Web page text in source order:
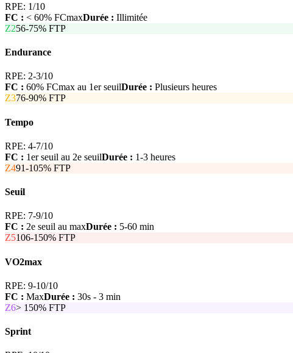
RPE: 1/10
FC : < 60% FCmaxDurée : Illimitée
Z256-75% FTP
Endurance
RPE: 2-3/10
FC : 60% FCmax au 1er seuilDurée : Plusieurs heures
Z376-90% FTP
Tempo
RPE: 4-7/10
FC : 1er seuil au 2e seuilDurée : 1-3 heures
Z491-105% FTP
Seuil
RPE: 7-9/10
FC : 2e seuil au maxDurée : 5-60 min
Z5106-150% FTP
VO2max
RPE: 9-10/10
FC : MaxDurée : 30s - 3 min
Z6> 150% FTP
Sprint